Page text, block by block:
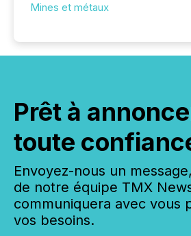
Mines et métaux
Prêt à
toute
Envoyez-nous un
de notre équipe TMX
communiquera avec vous
vos besoins.